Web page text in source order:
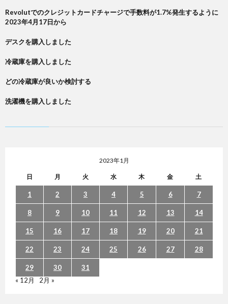
Revolutでのクレジットカードチャージで手数料が1.7%発生するように
2023年4月17日から
デスクを購入しました
冷蔵庫を購入しました
どの冷蔵庫が良いか検討する
洗濯機を購入しました
2023年1月
日 月 火 水 木 金 土
1 2 3 4 5 6 7
8 9 10 11 12 13 14
15 16 17 18 19 20 21
22 23 24 25 26 27 28
29 30
31
« 12月
2月 »